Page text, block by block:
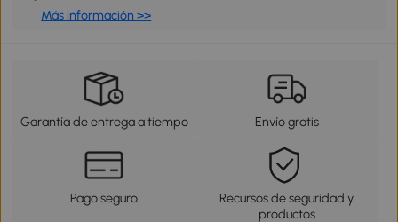
Más información >>
Garantía de entrega a tiempo Envío gratis
Pago seguro
Recursos de seguridad y
productos